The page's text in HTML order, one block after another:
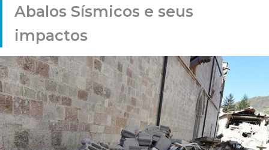
Abalos Sísmicos e seus
impactos